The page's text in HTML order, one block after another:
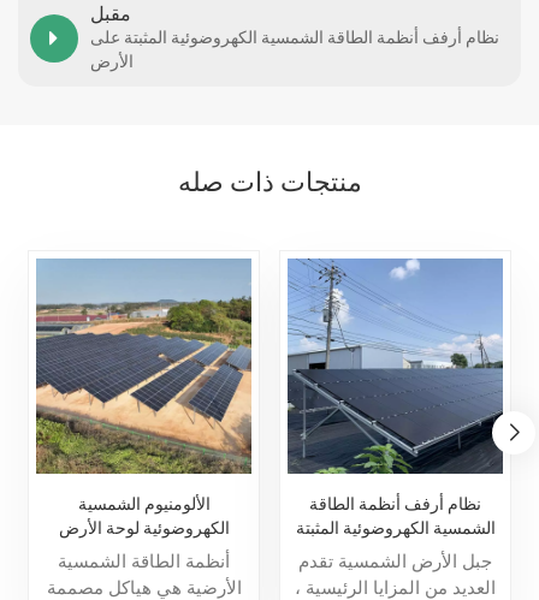
مقبل
نظام أرفف أنظمة الطاقة الشمسية الكهروضوئية المثبتة على
الأرض
منتجات ذات صله
الألومنيوم الشمسية
الكهروضوئية لوحة الأرض
تصاعد نظام هيكل الأرفف
أنظمة الطاقة الشمسية
الأرضية هي هياكل مصممة
نظام أرفف أنظمة الطاقة
الشمسية الكهروضوئية المثبتة
على الأرض
جبل الأرض الشمسية تقدم
العديد من المزايا الرئيسية ،